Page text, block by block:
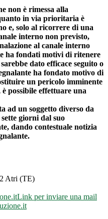
non è rimessa alla
in via prioritaria è
e, solo al ricorrere di una
interno non previsto,
al canale interno
ha fondati motivi di ritenere
dato efficace seguito o
ha fondato motivo di
un pericolo imminente
possibile effettuare una
ad un soggetto diverso da
giorni dal suo
dando contestuale notizia
Atri (TE)
Link per inviare una mail